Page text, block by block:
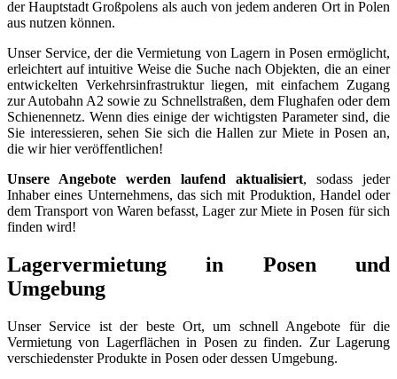
der Hauptstadt Großpolens als auch von jedem anderen Ort in Polen
aus nutzen können.
Unser Service, der die Vermietung von Lagern in Posen ermöglicht,
erleichtert auf intuitive Weise die Suche nach Objekten, die an einer
entwickelten Verkehrsinfrastruktur liegen, mit einfachem Zugang
zur Autobahn A2 sowie zu Schnellstraßen, dem Flughafen oder dem
Schienennetz. Wenn dies einige der wichtigsten Parameter sind, die
Sie interessieren, sehen Sie sich die Hallen zur Miete in Posen an,
die wir hier veröffentlichen!
Unsere Angebote werden laufend aktualisiert, sodass jeder
Inhaber eines Unternehmens, das sich mit Produktion, Handel oder
dem Transport von Waren befasst, Lager zur Miete in Posen für sich
finden wird!
Lagervermietung in Posen und
Umgebung
Unser Service ist der beste Ort, um schnell Angebote für die
Vermietung von Lagerflächen in Posen zu finden. Zur Lagerung
verschiedenster Produkte in Posen oder dessen Umgebung.